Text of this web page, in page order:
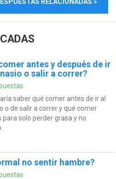
RELACIONADAS »
antes y después de ir
o salir a correr?
saber qué comer antes de ir al
o de salir a correr y qué comer
para solo perder grasa y no
no sentir hambre?